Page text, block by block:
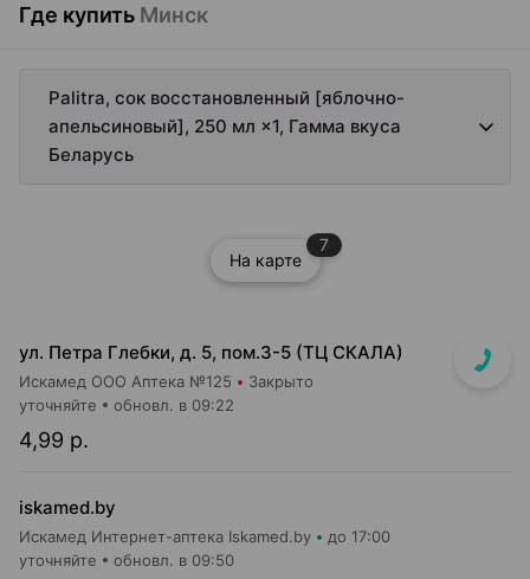
Где купить Минск
Palitra, сок восстановленный [яблочно-
апельсиновый], 250 мл ×1, Гамма вкуса
Беларусь
На карте
7
ул. Петра Глебки, д. 5, пом.3-5 (ТЦ СКАЛА)
Искамед ООО Аптека №125 Закрыто
4,99 р.
уточняйте обновл. в 09:22
iskamed.by
Искамед Интернет-аптека Iskamed.by до 17:00
уточняйте обновл. в 09:50